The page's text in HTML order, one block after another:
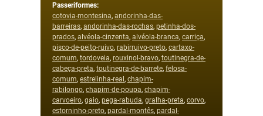
Passeriformes:
cotovia-montesina, andorinha-das-
barreiras, andorinha-das-rochas, petinha-dos-
prados, alvéola-cinzenta, alvéola-branca, carriça,
pisco-de-peito-ruivo, rabirruivo-preto, cartaxo-
comum, tordoveia, rouxinol-bravo, toutinegra-de-
cabeça-preta, toutinegra-de-barrete, felosa-
comum, estrelinha-real, chapim-
rabilongo, chapim-de-poupa, chapim-
carvoeiro, gaio, pega-rabuda, gralha-preta, corvo,
estorninho-preto, pardal-montês, pardal-